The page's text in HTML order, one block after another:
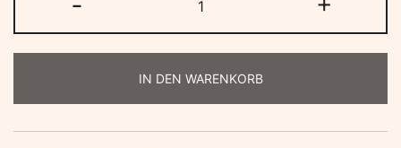
Anhänger
mit
Silberstiftöse
Menge
IN DEN WARENKORB